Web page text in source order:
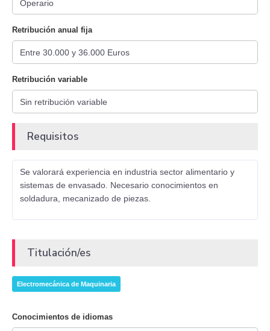
Retribución anual fija
Retribución variable
Requisitos
Se valorará experiencia en industria sector alimentario y
sistemas de envasado. Necesario conocimientos en
soldadura, mecanizado de piezas.
Titulación/es
Electromecánica de Maquinaria
Conocimientos de idiomas